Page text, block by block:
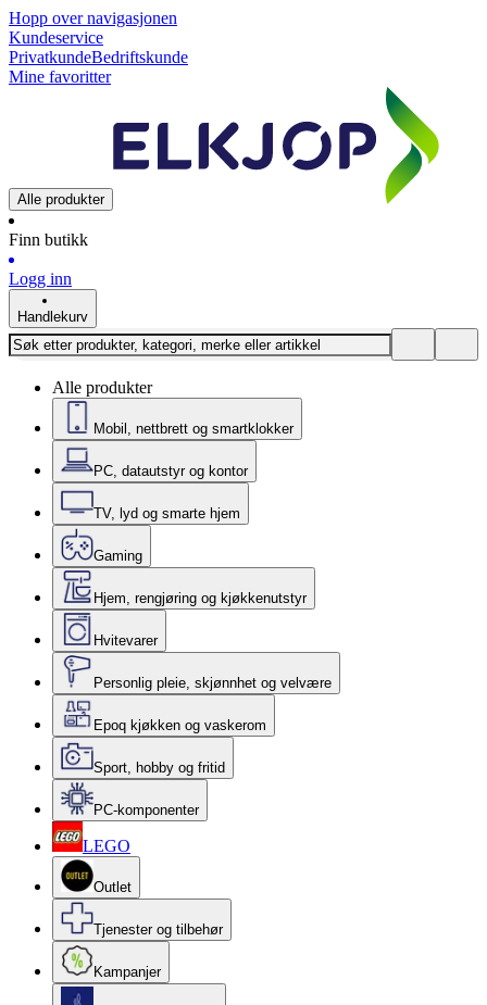
Hopp over navigasjonen
Kundeservice
PrivatkundeBedriftskunde
Mine favoritter
Alle produkter
Finn butikk
Logg inn
Handlekurv
Alle produkter
Mobil, nettbrett og smartklokker
PC, datautstyr og kontor
TV, lyd og smarte hjem
Gaming
Hjem, rengjøring og kjøkkenutstyr
Hvitevarer
Personlig pleie, skjønnhet og velvære
Epoq kjøkken og vaskerom
Sport, hobby og fritid
PC-komponenter
LEGO
Outlet
Tjenester og tilbehør
Kampanjer